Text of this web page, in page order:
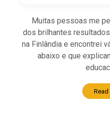
Muitas pessoas me
dos brilhantes
na Finlândia e encontrei
abaixo e que
Read